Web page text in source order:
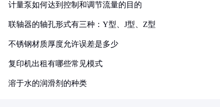
计量泵如何达到控制和调节流量的目的
联轴器的轴孔形式有三种：Y型、J型、Z型
不锈钢材质厚度允许误差是多少
复印机出租有哪些常见模式
溶于水的润滑剂的种类